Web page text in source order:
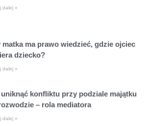
dalej »
matka ma prawo wiedzieć, gdzie ojciec
dziecko?
dalej »
konfliktu przy podziale majątku
– rola mediatora
dalej »